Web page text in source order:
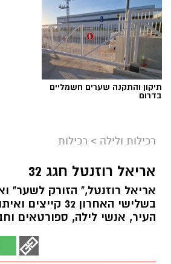
תיקון והתקנה שערים חשמליים
בדרום
רכילות ולילה > רכילות
אריאל רוזנטל חגג 32
אריאל רוזנטל," הזורק לשער"
בשלישי האחרון 32
העיר, אנשי לילה, ספורטאים